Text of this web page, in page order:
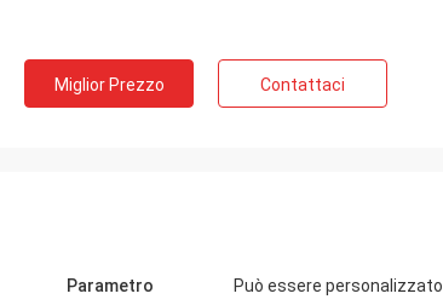
Miglior Prezzo Contattaci
Parametro Può essere personalizzato